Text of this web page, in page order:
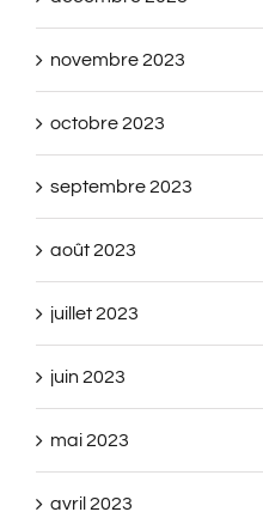
novembre 2023
octobre 2023
septembre 2023
août 2023
juillet 2023
juin 2023
mai 2023
avril 2023